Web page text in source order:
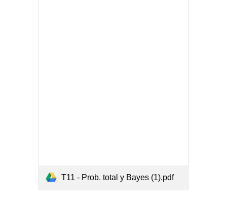
T11 - Prob. total y Bayes (1).pdf